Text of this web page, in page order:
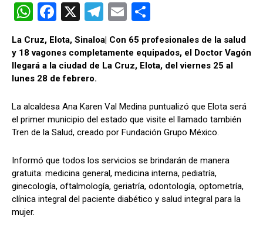
W
at
s
A
p
p
F
a
ce
b
o
o
k
X
T
el
e
gr
m
E
m
ail
o
m
p
tir
La Cruz, Elota, Sinaloa| Con 65 profesionales de la salud
y 18 vagones completamente equipados, el Doctor Vagón
llegará a la ciudad de La Cruz, Elota, del viernes 25 al
lunes 28 de febrero.
La alcaldesa Ana Karen Val Medina puntualizó que Elota será
el primer municipio del estado que visite el llamado también
Tren de la Salud, creado por Fundación Grupo México.
Informó que todos los servicios se brindarán de manera
gratuita: medicina general, medicina interna, pediatría,
ginecología, oftalmología, geriatría, odontología, optometría,
clínica integral del paciente diabético y salud integral para la
mujer.